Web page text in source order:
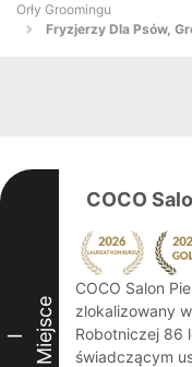
Orły Groomingu
Fryzjerzy Dla Psów,
I Miejsce
COCO
COCO Salon
zlokalizowany
Robotniczej 86
świadczącym